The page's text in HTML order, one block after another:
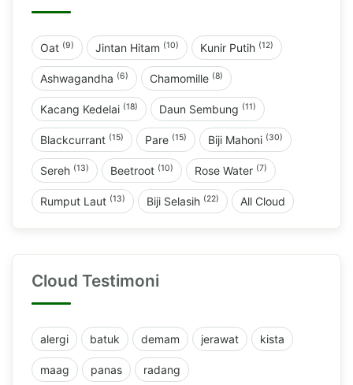
Oat (9) Jintan Hitam (10) Kunir Putih (12)
Ashwagandha (6) Chamomille (8)
Kacang Kedelai (18) Daun Sembung (11)
Blackcurrant (15) Pare (15) Biji Mahoni (30)
Sereh (13) Beetroot (10) Rose Water (7)
Rumput Laut (13) Biji Selasih (22) All Cloud
Cloud Testimoni
alergi batuk demam jerawat kista
maag panas radang